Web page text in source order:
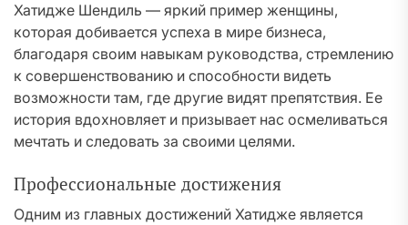
Хатидже Шендиль — яркий пример женщины,
которая добивается успеха в мире бизнеса,
благодаря своим навыкам руководства, стремлению
к совершенствованию и способности видеть
возможности там, где другие видят препятствия. Ее
история вдохновляет и призывает нас осмеливаться
мечтать и следовать за своими целями.
Профессиональные достижения
Одним из главных достижений Хатидже является